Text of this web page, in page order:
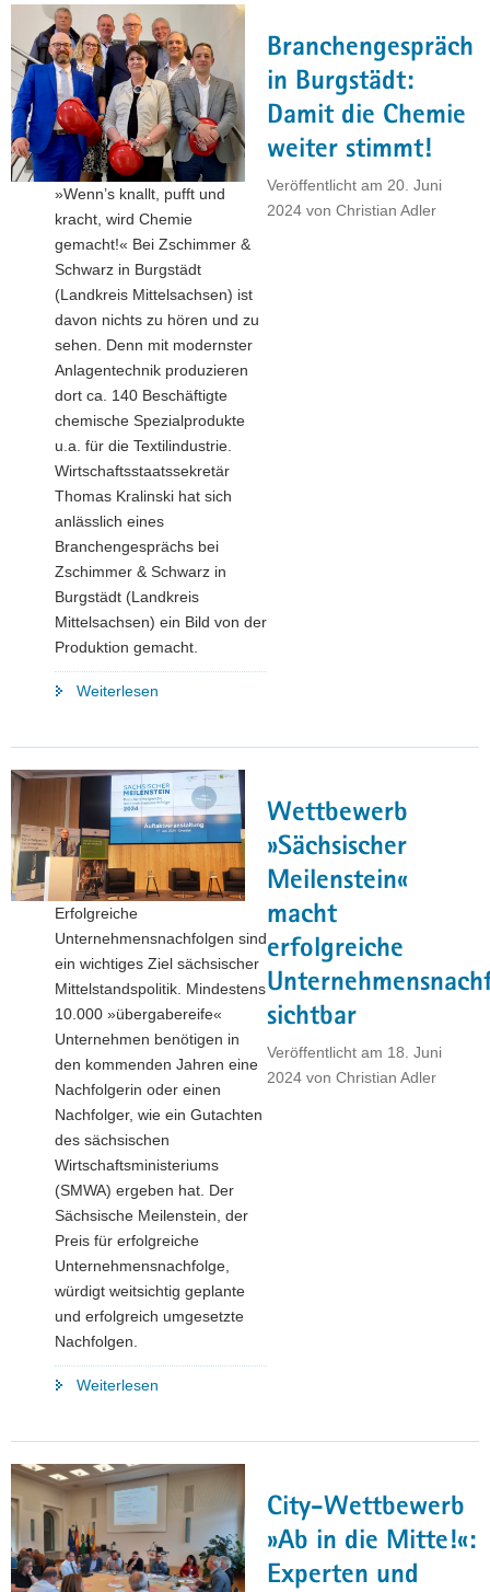
Logistikzentrum
in
Leipzig"
Branchengespräch
in Burgstädt:
Damit die Chemie
weiter stimmt!
Veröffentlicht am 20. Juni
2024 von Christian Adler
»Wenn’s knallt, pufft und
kracht, wird Chemie
gemacht!« Bei Zschimmer &
Schwarz in Burgstädt
(Landkreis Mittelsachsen) ist
davon nichts zu hören und zu
sehen. Denn mit modernster
Anlagentechnik produzieren
dort ca. 140 Beschäftigte
chemische Spezialprodukte
u.a. für die Textilindustrie.
Wirtschaftsstaatssekretär
Thomas Kralinski hat sich
anlässlich eines
Branchengesprächs bei
Zschimmer & Schwarz in
Burgstädt (Landkreis
Mittelsachsen) ein Bild von der
Produktion gemacht.
Weiterlesen
die
Chemie
weiter
stimmt!"
Wettbewerb
»Sächsischer
Meilenstein«
macht
erfolgreiche
sichtbar
Veröffentlicht am 18. Juni
2024 von Christian Adler
Erfolgreiche
Unternehmensnachfolgen sind
ein wichtiges Ziel sächsischer
Mittelstandspolitik. Mindestens
10.000 »übergabereife«
Unternehmen benötigen in
den kommenden Jahren eine
Nachfolgerin oder einen
Nachfolger, wie ein Gutachten
des sächsischen
Wirtschaftsministeriums
(SMWA) ergeben hat. Der
Sächsische Meilenstein, der
Preis für erfolgreiche
Unternehmensnachfolge,
würdigt weitsichtig geplante
und erfolgreich umgesetzte
Nachfolgen.
Weiterlesen
macht
erfolgreiche
Unternehmensnachfolgen
sichtbar"
City-Wettbewerb
»Ab in die Mitte!«:
Experten und